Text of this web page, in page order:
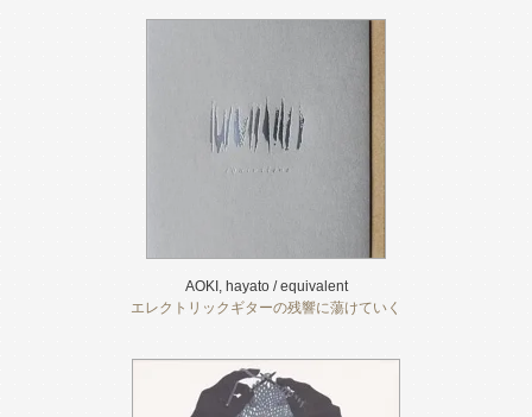
AOKI, hayato / equivalent
エレクトリックギターの残響に蕩けていく